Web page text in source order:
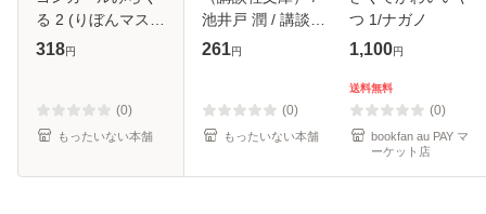
る 2 (りぼんマスコ
ットコミックス) /
便送料無料】
318円
(0)
もったいない本舗
池井戸 潤 / 講談社
[文庫]【メール便送
261円
(0)
もったいない本舗
つ 1/ナガノ
1,100円
送料無料
(0)
bookfan au PAY マ
ーケット店